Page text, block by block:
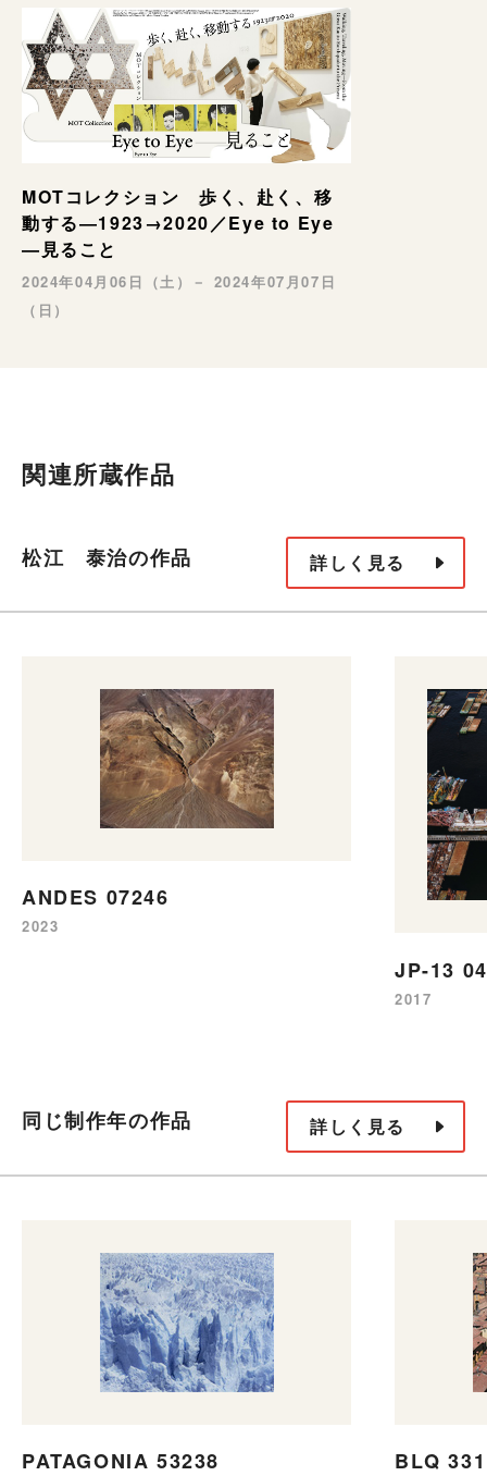
MOTコレクション 歩く、赴く、移
動する―1923→2020／Eye to Eye
—見ること
2024年04月06日（土）－ 2024年07月07日
（日）
関連所蔵作品
松江 泰治の作品 詳しく見る
ANDES 07246
2023
JP-13 04
2017
同じ制作年の作品 詳しく見る
PATAGONIA 53238 BLQ